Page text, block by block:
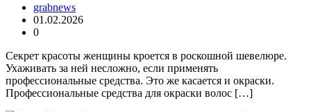
grabnews
01.02.2026
0
Секрет красоты женщины кроется в роскошной шевелюре.
Ухаживать за ней несложно, если применять
профессиональные средства. Это же касается и окраски.
Профессиональные средства для окраски волос […]